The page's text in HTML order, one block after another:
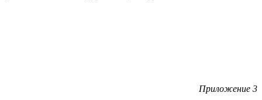
Приложение 3